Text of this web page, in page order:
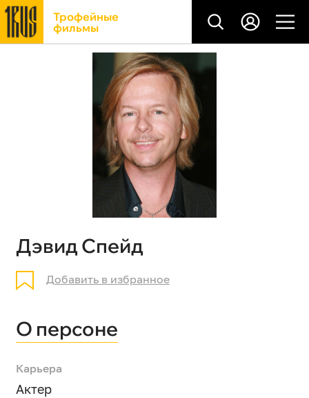
Трофейные
фильмы
Дэвид Спейд
Добавить в избранное
О персоне
Карьера
Актер